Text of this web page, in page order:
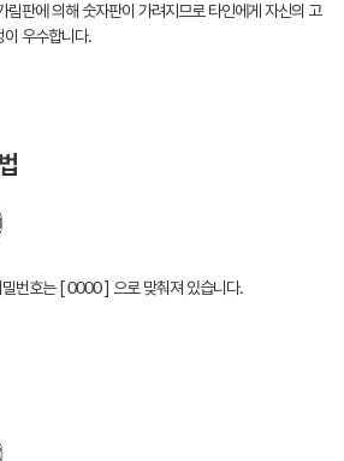
판에 의해 숫자판이 가려지므로 타인에게 자신의 고
이 우수합니다.
번호는 [ 0000 ] 으로 맞춰져 있습니다.